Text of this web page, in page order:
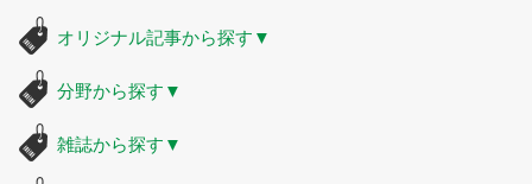
オリジナル記事から探す ▼
分野から探す ▼
雑誌から探す ▼